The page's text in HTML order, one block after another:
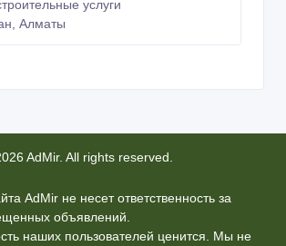
услуги
Алматы
AdMir. All rights reserved.
AdMir не несет ответственность за
объявлений.
наших пользователей ценится. Мы не